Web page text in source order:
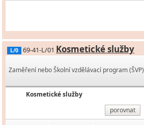
L/0 69-41-L/01 Kosmetické služby
Zaměření nebo Školní vzdělávací program (ŠVP)
Kosmetické služby
porovnat